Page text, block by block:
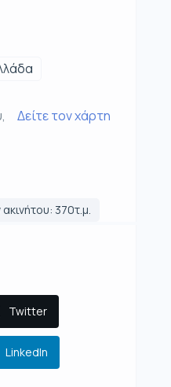
Δείτε τον χάρτη
370τ.μ.
Twitter
LinkedIn